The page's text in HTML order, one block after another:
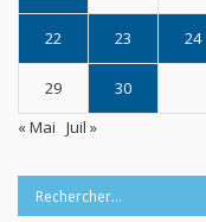
22 23 24
29
30
« Mai Juil »